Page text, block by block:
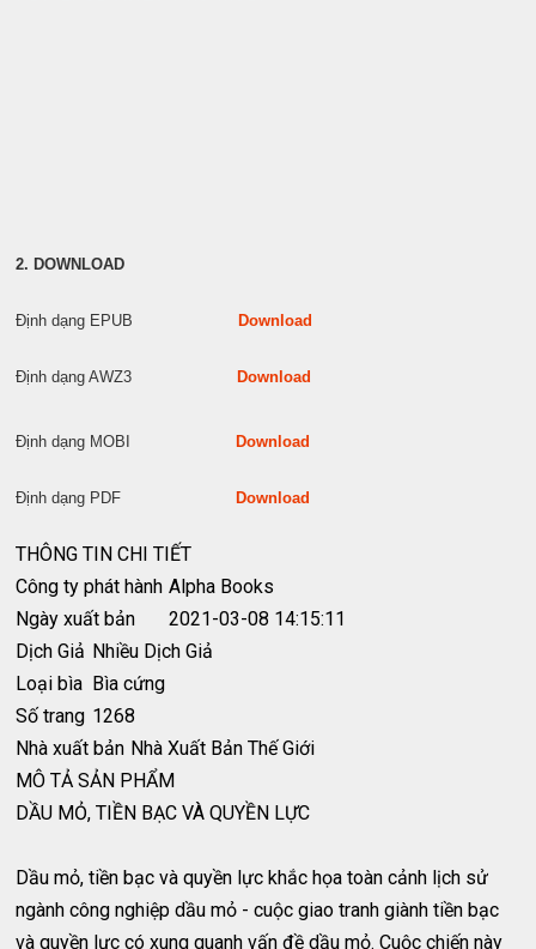
2. DOWNLOAD
Định dạng EPUB Download
Định dạng AWZ3 Download
Định dạng MOBI Download
Định dạng PDF Download
THÔNG TIN CHI TIẾT
Công ty phát hành Alpha Books
Ngày xuất bản
2021-03-08 14:15:11
Dịch Giả Nhiều Dịch Giả
Loại bìa Bìa cứng
Số trang 1268
Nhà xuất bản Nhà Xuất Bản Thế Giới
MÔ TẢ SẢN PHẨM
DẦU MỎ, TIỀN BẠC VÀ QUYỀN LỰC
Dầu mỏ, tiền bạc và quyền lực khắc họa toàn cảnh lịch sử
ngành công nghiệp dầu mỏ - cuộc giao tranh giành tiền bạc
và quyền lực có xung quanh vấn đề dầu mỏ. Cuộc chiến này